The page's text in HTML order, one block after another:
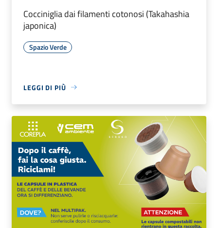
Cocciniglia dai filamenti cotonosi (Takahashia
japonica)
Spazio Verde
LEGGI DI PIÙ